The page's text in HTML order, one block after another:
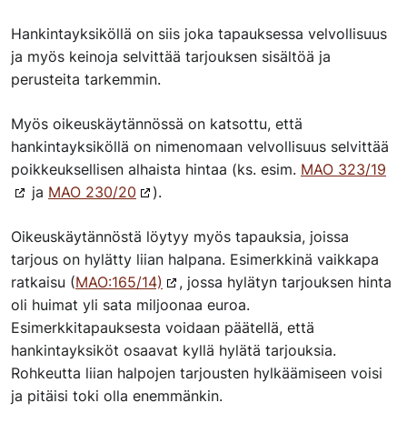
Hankintayksiköllä on siis joka tapauksessa velvollisuus
ja myös keinoja selvittää tarjouksen sisältöä ja
perusteita tarkemmin.
Myös oikeuskäytännössä on katsottu, että
hankintayksiköllä on nimenomaan velvollisuus selvittää
poikkeuksellisen alhaista hintaa (ks. esim. MAO 323/19
ja MAO 230/20 ).
Oikeuskäytännöstä löytyy myös tapauksia, joissa
tarjous on hylätty liian halpana. Esimerkkinä vaikkapa
ratkaisu (MAO:165/14)
, jossa hylätyn tarjouksen hinta
oli huimat yli sata miljoonaa euroa.
Esimerkkitapauksesta voidaan päätellä, että
hankintayksiköt osaavat kyllä hylätä tarjouksia.
Rohkeutta liian halpojen tarjousten hylkäämiseen voisi
ja pitäisi toki olla enemmänkin.